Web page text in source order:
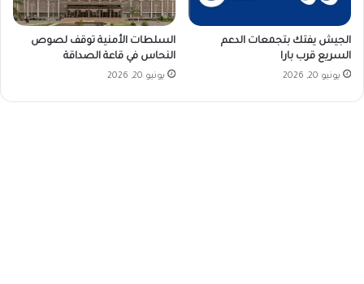
الجيش يفتك بتجمعات الدعم
السريع قرب بارا
يونيو 20, 2026
السلطات الأمنية توقف لصوص
النحاس في قاعة الصداقة
يونيو 20, 2026